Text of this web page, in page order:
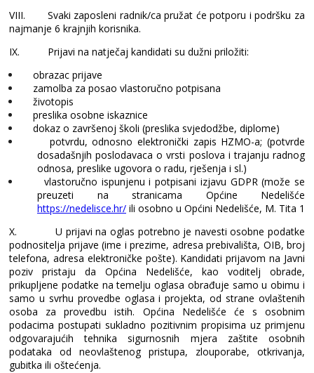
VIII.
Svaki zaposleni radnik/ca pružat će potporu i podršku za
najmanje 6 krajnjih korisnika.
IX.
Prijavi na natječaj kandidati su dužni priložiti:
obrazac prijave
zamolba za posao vlastoručno potpisana
životopis
preslika osobne iskaznice
dokaz o završenoj školi (preslika svjedodžbe, diplome)
potvrdu, odnosno elektronički zapis HZMO-a; (potvrde
dosadašnjih poslodavaca o vrsti poslova i trajanju radnog
odnosa, preslike ugovora o radu, rješenja i sl.)
vlastoručno ispunjenu i potpisani izjavu GDPR (može se
preuzeti na stranicama Općine Nedelišće
https://nedelisce.hr/ ili osobno u Općini Nedelišće, M. Tita 1
X.
U prijavi na oglas potrebno je navesti osobne podatke
podnositelja prijave (ime i prezime, adresa prebivališta, OIB, broj
telefona, adresa elektroničke pošte). Kandidati prijavom na Javni
poziv pristaju da Općina Nedelišće, kao voditelj obrade,
prikupljene podatke na temelju oglasa obrađuje samo u obimu i
samo u svrhu provedbe oglasa i projekta, od strane ovlaštenih
osoba za provedbu istih. Općina Nedelišće će s osobnim
podacima postupati sukladno pozitivnim propisima uz primjenu
odgovarajućih tehnika sigurnosnih mjera zaštite osobnih
podataka od neovlaštenog pristupa, zlouporabe, otkrivanja,
gubitka ili oštećenja.